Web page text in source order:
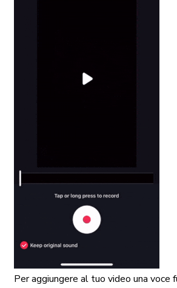
Per aggiungere al tuo video una voce